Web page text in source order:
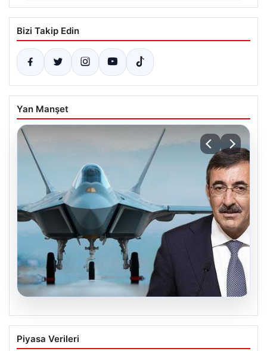
Bizi Takip Edin
Yan Manşet
08.08.2026
KAAN projesinde ortaklık süreci söz
konusu mu? Cumhurbaşkanı Yardımcısı
Piyasa Verileri